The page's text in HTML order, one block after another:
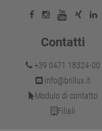
Contatti
+39 0471 18324-00
info@brillux.it
Modulo di contatto
Filiali